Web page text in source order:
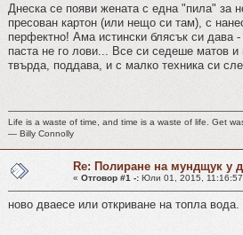
Днеска се появи жената с една "пила" за
пресован картон (или нещо си там), с
перфектно! Ама истински блясък си дава
паста не го лови... Все си седеше матов
твърда, поддава, и с малко техника си
Life is a waste of time, and time is a waste of life. Get
― Billy Connolly
Re: Полиране на мундщук у
« Отговор #1 -: Юли 01, 2015,
ново дваесе или откриване на топла